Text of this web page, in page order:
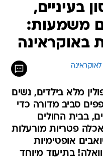
בעיניים,
משמעות:
באוקראינה
מלא בילדים, נשים
סביב מדורה כדי
בבית החולים
פטריות מורעלות
אופטימיות
בתיעוד מיוחד